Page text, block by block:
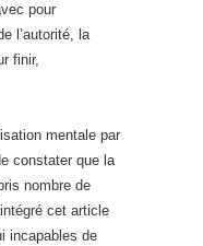
pour
l’autorité, la
finir,
mentale par
constater que la
nombre de
cet article
incapables de